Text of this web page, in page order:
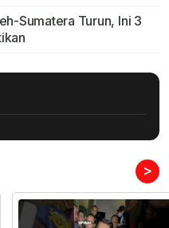
Sumatera Turun, Ini 3
>